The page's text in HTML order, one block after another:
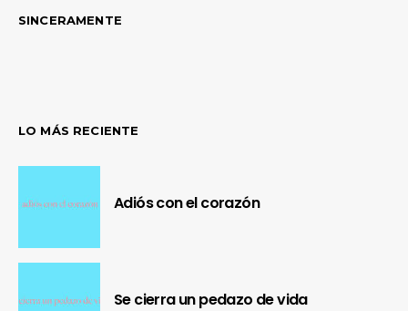
SINCERAMENTE
LO MÁS RECIENTE
Adiós con el corazón
Se cierra un pedazo de vida